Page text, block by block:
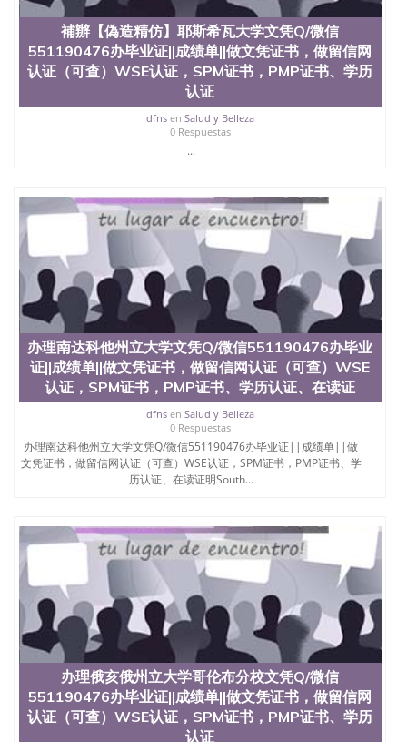
生前往求学。 至今，这是一所在世界上享有学术地
位、声誉、实习机会和影响力的高等教育机构，并获
誉为美国本科教育质量的核心代表。其计算机系与会
计系更是在当今美国大学教学排名中表现优异。其毕
业生大多可以在其所处地域的世界硅谷中心得到工作
机会。许多硅谷公司甚至在学生大三和大四的学期提
供许多相应科系的实习机会。无论是加州大学系统
(UC)，还是加州州立大学系统(CSU), 圣何塞州立大学
都占据着加州所有大学中的地理位置。 圣何塞州立大
134种学士学科和65个硕士学科，并有来自世界60余
国的学生来此就读。其有名的科系如计算机科学，电
子工程学，工商管理学，艺术设计，和航空学等，深
受性肯定及好评；而各种大学部和研究所的商学课程
也吸引了众多不同国家的专业人士前来研究与学习。
二、办理流程： 1、收集客户办理信息； 2、客户付
定金下单； 3、公司确认到账转制作点做电子图；
4、电子图做好发给客户确认； 5、电子图确认好转成
品部做成品； 6、成品做好拍照或者视频确认再付余
款； 7、快递给客户（国内顺丰，国外DHL）。 三、
真实网上可查的证明材料 1、教育部学历学位认证，
留服真实存档可查，存档。 2、留学回国人员证明
（使馆认证），使馆网站真实存档可查。 3、留信网
真实可查认证办理，存档可查，终身受用。 四、办理
流程农业科学院、艺术与建筑学院、商学院、交流学
院、地球及物质科学院、教育学院、工程学院、健康
与人类发展学院、信息工程与科学学院、人文学院、
约大学为学生们提供本科、硕士及博士学位。学校的
专业课程包括：会计学、MBA、财务、教育、建筑工
程、经济、医学、护理、文学、音乐、生物学、统计
学、美术、电子工程、天文学、农业、环境污染控
制、历史、电气工程、生物工程、建筑设计、工商管
理、材料科学、机械工程、航天工程、土木工程、数
学、化学、英语、社会科学、心理学、戏剧、市场营
销、机械工程、计算机科学、物理学、人工智能、商
科、金融专业 1、客户提供相关材料，确定客户办理
信息，给出操作方案； 2、补充毕业证成绩单等相关
材料； 3、留服注册申请账号，付定金； 4、预约递
交时间，公司人员陪同客户本人一起去留服递交材
補辦【偽造精仿】耶斯希瓦大学文凭Q/微信
551190476办毕业证||成绩单||做文凭证书，做留信网
认证（可查）WSE认证，SPM证书，PMP证书、学历
认证
dfnsen Salud y Belleza
0 Respuestas
...
办理南达科他州立大学文凭Q/微信551190476办毕业
证||成绩单||做文凭证书，做留信网认证（可查）WSE
认证，SPM证书，PMP证书、学历认证、在读证
dfnsen Salud y Belleza
0 Respuestas
办理南达科他州立大学文凭Q/微信551190476办毕业证||成绩单||做
文凭证书，做留信网认证（可查）WSE认证，SPM证书，PMP证书、学
历认证、在读证明South...
办理俄亥俄州立大学哥伦布分校文凭Q/微信
551190476办毕业证||成绩单||做文凭证书，做留信网
认证（可查）WSE认证，SPM证书，PMP证书、学历
认证